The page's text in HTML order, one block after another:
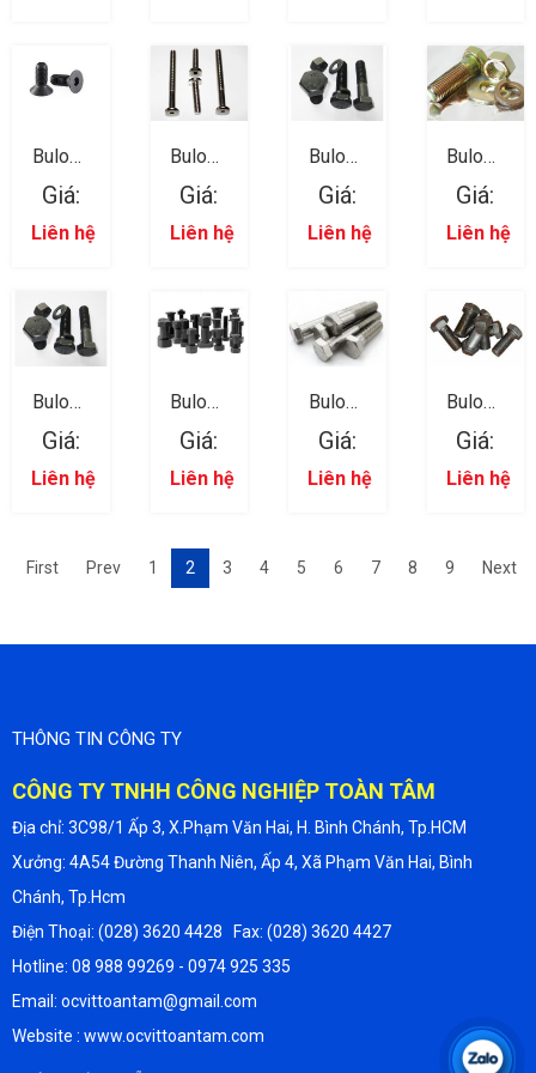
Bulong
Trong 05
Giá:
Liên hệ
Bulong
Trong 04
Giá:
Liên hệ
Bulong
Ngoài
12
Giá:
Liên hệ
Bulong
Ngoài
11
Giá:
Liên hệ
Bulong
Ngoài
10
Giá:
Liên hệ
Bulong
Ngoài
09
Giá:
Liên hệ
Bulong
Ngoài
08
Giá:
Liên hệ
Bulong
Ngoài
07
Giá:
Liên hệ
First Prev 1 2 3 4 5 6 7 8 9 Next
THÔNG TIN CÔNG TY
CÔNG TY TNHH CÔNG NGHIỆP TOÀN TÂM
Địa chỉ: 3C98/1 Ấp 3, X.Phạm Văn Hai, H. Bình Chánh, Tp.HCM
Xưởng: 4A54 Đường Thanh Niên, Ấp 4, Xã Phạm Văn Hai, Bình
Chánh, Tp.Hcm
Điện Thoại: (028) 3620 4428 Fax: (028) 3620 4427
Hotline: 08 988 99269 - 0974 925 335
Email: ocvittoantam@gmail.com
Website : www.ocvittoantam.com